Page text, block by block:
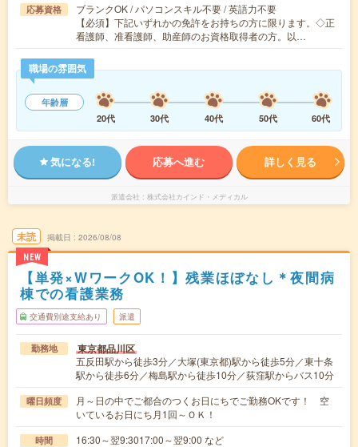
応募資格
ブランクOK / パソコンスキル不要 / 英語力不要
【必須】下記いずれかの免許をお持ちの方に限ります。◇正
看護師、准看護師、助産師のお資格取得者の方。以…
職場の雰囲気
年齢層
20代
30代 40代 50代 60代
気になる! 応募へ進む 詳しく見る
派遣会社 株式会社カインド・メディカル
未読
NEW
掲載日 2026/08/08
【単発×WワークOK！】残業ほぼなし＊夜間病
棟での看護業務
交通費別途支給あり 派遣
勤務地 東京都品川区
五反田駅から徒歩3分／大塚(東京都)駅から徒歩5分／東十条
駅から徒歩6分／梅島駅から徒歩10分／荻窪駅からバス10分
曜日頻度
月～日の中でご都合のつくお日にちでご勤務OKです！ 空
いているお日にち月1回～ＯＫ！
時間 16:30～翌9:3017:00～翌9:00 など